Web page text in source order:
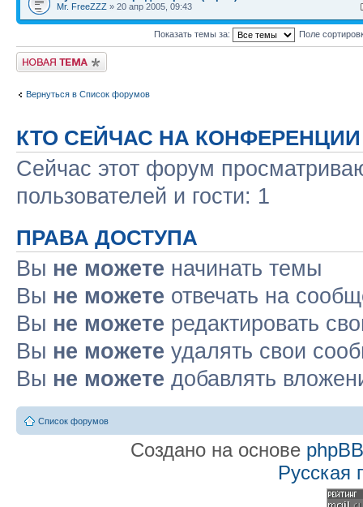
Mr. FreeZZZ » 20 апр 2005, 09:43
Показать темы за: Поле
Новая тема
Вернуться в Список форумов
КТО СЕЙЧАС НА КОНФЕРЕНЦИИ
Сейчас этот форум
пользователей и гости: 1
ПРАВА ДОСТУПА
Вы не можете начинать темы
Вы не можете отвечать на
Вы не можете редактировать
Вы не можете удалять свои
Вы не можете добавлять
Список форумов
Создано на основе phpBB
Русская